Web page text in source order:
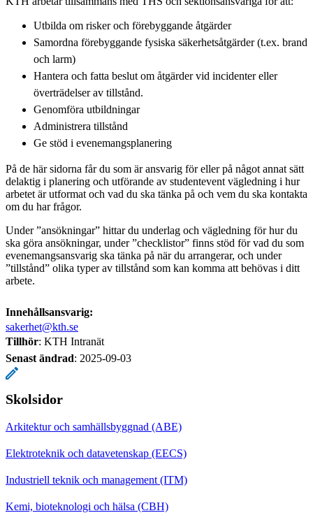
Utbilda om risker och förebyggande åtgärder
Samordna förebyggande fysiska säkerhetsåtgärder (t.ex. brand
och larm)
Hantera och fatta beslut om åtgärder vid incidenter eller
överträdelser av tillstånd.
Genomföra utbildningar
Administrera tillstånd
Ge stöd i evenemangsplanering
På de här sidorna får du som är ansvarig för eller på något annat sätt
delaktig i planering och utförande av studentevent vägledning i hur
arbetet är utformat och vad du ska tänka på och vem du ska kontakta
om du har frågor.
Under ”ansökningar” hittar du underlag och vägledning för hur du
ska göra ansökningar, under ”checklistor” finns stöd för vad du som
evenemangsansvarig ska tänka på när du arrangerar, och under
”tillstånd” olika typer av tillstånd som kan komma att behövas i ditt
arbete.
Innehållsansvarig:
sakerhet@kth.se
Tillhör: KTH Intranät
Senast ändrad: 2025-09-03
Skolsidor
Arkitektur och samhällsbyggnad (ABE)
Elektroteknik och datavetenskap (EECS)
Industriell teknik och management (ITM)
Kemi, bioteknologi och hälsa (CBH)